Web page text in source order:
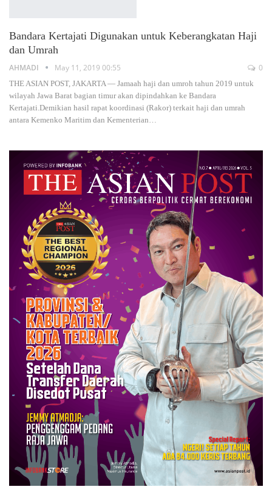
Bandara Kertajati Digunakan untuk Keberangkatan Haji
dan Umrah
AHMADI May 11, 2019 00:55 0
THE ASIAN POST, JAKARTA ― Jamaah haji dan umroh tahun 2019 untuk
wilayah Jawa Barat bagian timur akan dipindahkan ke Bandara
Kertajati.Demikian hasil rapat koordinasi (Rakor) terkait haji dan umrah
antara Kemenko Maritim dan Kementerian…